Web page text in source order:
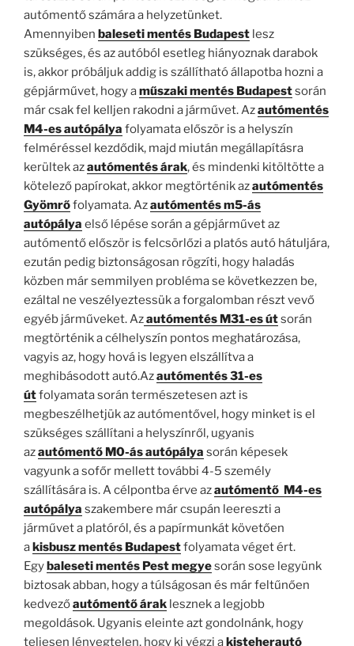
autómentő számára a helyzetünket.
Amennyiben baleseti mentés Budapest lesz
szükséges, és az autóból esetleg hiányoznak darabok
is, akkor próbáljuk addig is szállítható állapotba hozni a
gépjárművet, hogy aműszaki mentés Budapestsorán
már csak fel kelljen rakodni a járművet. Azautómentés
M4-es autópálya folyamata először is a helyszín
felméréssel kezdődik, majd miután megállapításra
kerültek azautómentés árak, és mindenki kitöltötte a
kötelező papírokat, akkor megtörténik azautómentés
Gyömrőfolyamata. Azautómentés m5-ás
autópálya első lépése során a gépjárművet az
autómentő először is felcsörlőzi a platós autó hátuljára,
ezután pedig biztonságosan rögzíti, hogy haladás
közben már semmilyen probléma se következzen be,
ezáltal ne veszélyeztessük a forgalomban részt vevő
egyéb járműveket. Azautómentés M31-es útsorán
megtörténik a célhelyszín pontos meghatározása,
vagyis az, hogy hová is legyen elszállítva a
meghibásodott autó.Azautómentés 31-es
útfolyamata során természetesen azt is
megbeszélhetjük az autómentővel, hogy minket is el
szükséges szállítani a helyszínről, ugyanis
azautómentő M0-ás autópálya során képesek
vagyunk a sofőr mellett további 4-5 személy
szállítására is. A célpontba érve azautómentő M4-es
autópálya szakembere már csupán leereszti a
járművet a platóról, és a papírmunkát követően
akisbusz mentés Budapestfolyamata véget ért.
Egybaleseti mentés Pest megyesorán sose legyünk
biztosak abban, hogy a túlságosan és már feltűnően
kedvezőautómentő árak lesznek a legjobb
megoldások. Ugyanis eleinte azt gondolnánk, hogy
teljesen lényegtelen, hogy ki végzi akisteherautó